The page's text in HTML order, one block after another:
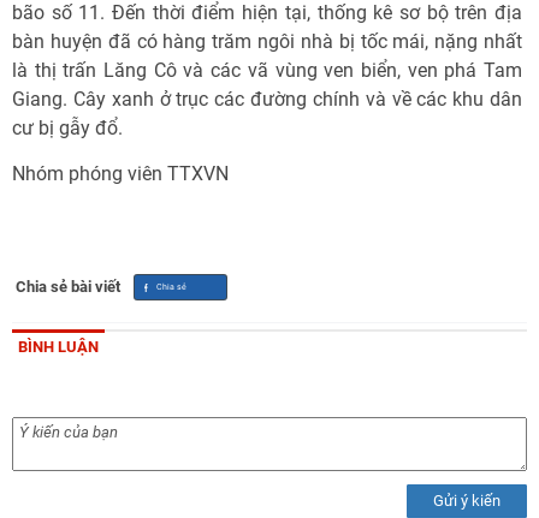
bão số 11. Đến thời điểm hiện tại, thống kê sơ bộ trên địa
bàn huyện đã có hàng trăm ngôi nhà bị tốc mái, nặng nhất
là thị trấn Lăng Cô và các vã vùng ven biển, ven phá Tam
Giang. Cây xanh ở trục các đường chính và về các khu dân
cư bị gẫy đổ.
Nhóm phóng viên TTXVN
Chia sẻ bài viết
BÌNH LUẬN
Gửi ý kiến